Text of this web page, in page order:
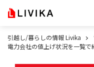
引越し/暮らしの情報 Livika
電力会社の値上げ状況を一覧